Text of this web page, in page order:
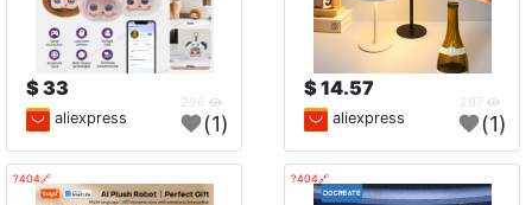
14.57 $
aliexpress (1)
33 $
aliexpress (1)
🔗404?
🔗404?